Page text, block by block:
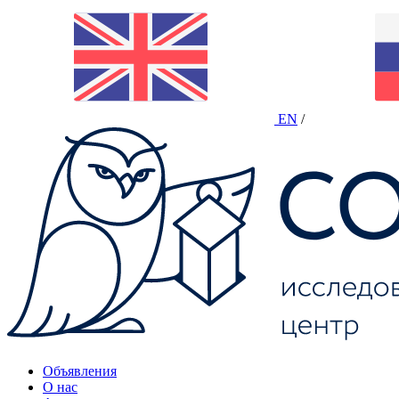
EN /
Объявления
О нас